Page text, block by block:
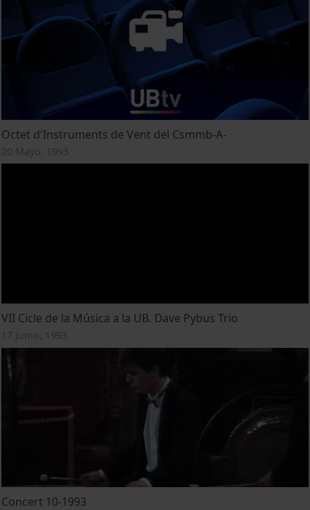
Octet d'Instruments de Vent del Csmmb-A-
20 Mayo, 1993
VII Cicle de la Música a la UB. Dave Pybus Trio
17 Junio, 1993
Concert 10-1993